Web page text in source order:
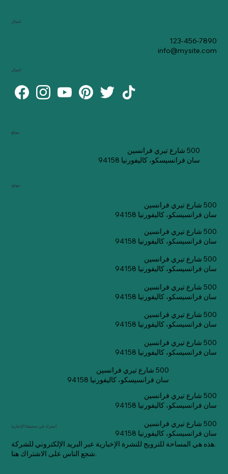
موقع
500 شارع تيري فرانسين
سان فرانسيسكو، كاليفورنيا 94158
موقع
500 شارع تيري فرانسين
سان فرانسيسكو، كاليفورنيا 94158
500 شارع تيري فرانسين
سان فرانسيسكو، كاليفورنيا 94158
500 شارع تيري فرانسين
سان فرانسيسكو، كاليفورنيا 94158
500 شارع تيري فرانسين
سان فرانسيسكو، كاليفورنيا 94158
500 شارع تيري فرانسين
سان فرانسيسكو، كاليفورنيا 94158
500 شارع تيري فرانسين
سان فرانسيسكو، كاليفورنيا 94158
500 شارع تيري فرانسين
سان فرانسيسكو، كاليفورنيا 94158
500 شارع تيري فرانسين
سان فرانسيسكو، كاليفورنيا 94158
500 شارع تيري فرانسين
سان فرانسيسكو، كاليفورنيا 94158
اتصال
123-456-7890
info@mysite.com
اتصال
اشترك في صحيفتنا الإخبارية
هذه هي المساحة للترويج للنشرة الإخبارية عبر البريد الإلكتروني للشركة.
شجع الناس على الاشتراك هنا.